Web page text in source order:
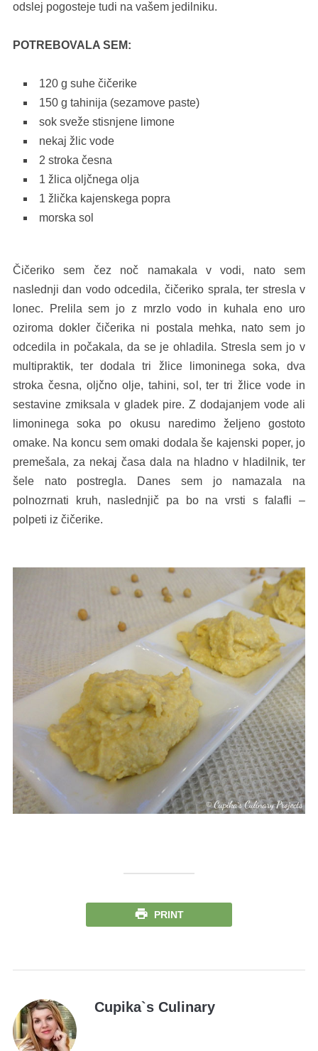
odslej pogosteje tudi na vašem jedilniku.
POTREBOVALA SEM:
120 g suhe čičerike
150 g tahinija (sezamove paste)
sok sveže stisnjene limone
nekaj žlic vode
2 stroka česna
1 žlica oljčnega olja
1 žlička kajenskega popra
morska sol
Čičeriko sem čez noč namakala v vodi, nato sem
naslednji dan vodo odcedila, čičeriko sprala, ter stresla v
lonec. Prelila sem jo z mrzlo vodo in kuhala eno uro
oziroma dokler čičerika ni postala mehka, nato sem jo
odcedila in počakala, da se je ohladila. Stresla sem jo v
multipraktik, ter dodala tri žlice limoninega soka, dva
stroka česna, oljčno olje, tahini, sol, ter tri žlice vode in
sestavine zmiksala v gladek pire. Z dodajanjem vode ali
limoninega soka po okusu naredimo željeno gostoto
omake. Na koncu sem omaki dodala še kajenski poper, jo
premešala, za nekaj časa dala na hladno v hladilnik, ter
šele nato postregla. Danes sem jo namazala na
polnozrnati kruh, naslednjič pa bo na vrsti s falafli –
polpeti iz čičerike.
PRINT
Cupika`s Culinary